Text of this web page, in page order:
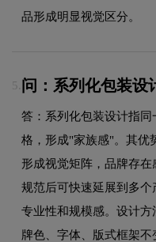
品形成明显视觉区分。
5. 问：系列化包装设
答：系列化包装设计指
格，形成"家族感"。其
形成视觉矩阵，品牌存
规范后可快速延展到多
专业性和规模感。设计
牌色、字体、版式框架不